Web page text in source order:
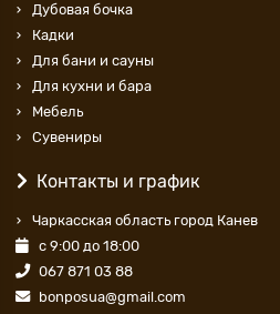
Дубовая бочка
Кадки
Для бани и сауны
Для кухни и бара
Мебель
Сувениры
Контакты и график
Чаркасская область город Канев
с 9:00 до 18:00
067 871 03 88
bonposua@gmail.com